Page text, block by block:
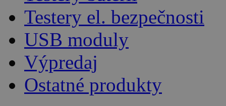
Testery el. bezpečnosti
USB moduly
Výpredaj
Ostatné produkty